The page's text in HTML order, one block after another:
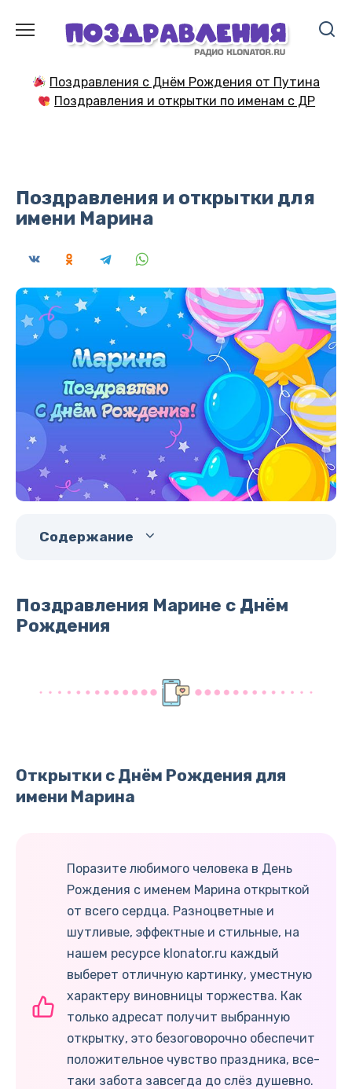
содержанию
Поздравления с Днём Рождения от Путина
Поздравления и открытки по именам с ДР
Поздравления и открытки для
имени Марина
Содержание
Поздравления Марине с Днём
Рождения
Открытки с Днём Рождения для
имени Марина
Поразите любимого человека в День
Рождения с именем Марина открыткой
от всего сердца. Разноцветные и
шутливые, эффектные и стильные, на
нашем ресурсе klonator.ru каждый
выберет отличную картинку, уместную
характеру виновницы торжества. Как
только адресат получит выбранную
открытку, это безоговорочно обеспечит
положительное чувство праздника, все-
таки забота завсегда до слёз душевно.